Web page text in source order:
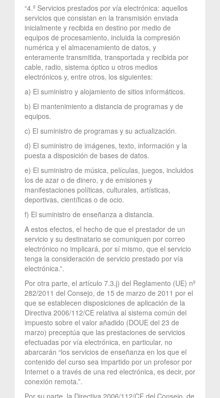
“4.º Servicios prestados por vía electrónica: aquellos
servicios que consistan en la transmisión enviada
inicialmente y recibida en destino por medio de
equipos de procesamiento, incluida la compresión
numérica y el almacenamiento de datos, y
enteramente transmitida, transportada y recibida por
cable, radio, sistema óptico u otros medios
electrónicos y, entre otros, los siguientes:
a) El suministro y alojamiento de sitios informáticos.
b) El mantenimiento a distancia de programas y de
equipos.
c) El suministro de programas y su actualización.
d) El suministro de imágenes, texto, información y la
puesta a disposición de bases de datos.
e) El suministro de música, películas, juegos, incluidos
los de azar o de dinero, y de emisiones y
manifestaciones políticas, culturales, artísticas,
deportivas, científicas o de ocio.
f) El suministro de enseñanza a distancia.
A estos efectos, el hecho de que el prestador de un
servicio y su destinatario se comuniquen por correo
electrónico no implicará, por sí mismo, que el servicio
tenga la consideración de servicio prestado por vía
electrónica.”.
Por otra parte, el artículo 7.3.j) del Reglamento (UE) nº
282/2011 del Consejo, de 15 de marzo de 2011 por el
que se establecen disposiciones de aplicación de la
Directiva 2006/112/CE relativa al sistema común del
impuesto sobre el valor añadido (DOUE del 23 de
marzo) preceptúa que las prestaciones de servicios
efectuadas por vía electrónica, en particular, no
abarcarán “los servicios de enseñanza en los que el
contenido del curso sea impartido por un profesor por
Internet o a través de una red electrónica, es decir, por
conexión remota.”.
Por su parte, la Directiva 2006/112/CE del Consejo, de